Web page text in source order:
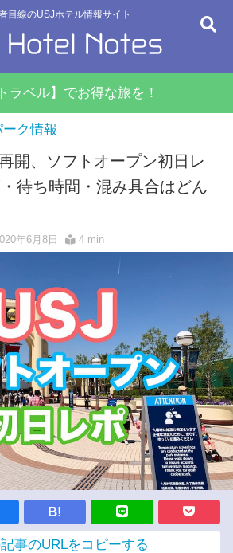
目線のUSJホテル情報サイト
ラベル】でお得な旅を！
ク情報
開、ソフトオープン初日レ
待ち時間・混み具合はどん
年6月8日 4 min
B!
事のURLをコピーする